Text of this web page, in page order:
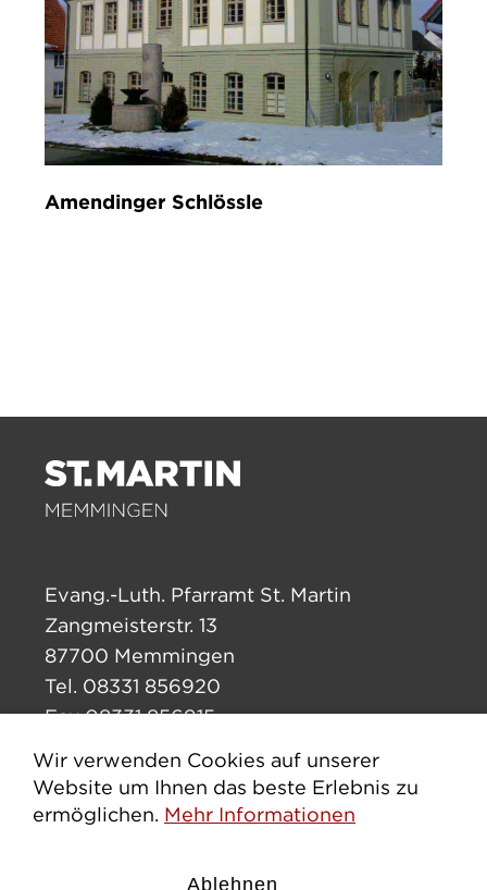
Amendinger Schlössle
Evang.-Luth. Pfarramt St. Martin
Zangmeisterstr. 13
87700 Memmingen
Tel. 08331 856920
Fax 08331 856915
pfarramt.stmartin.mm@elkb.de
Cookies erlauben
Wir verwenden Cookies auf unserer
Website um Ihnen das beste Erlebnis zu
ermöglichen. Mehr Informationen
Ablehnen